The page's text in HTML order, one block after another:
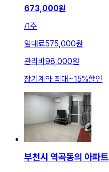
673,000원
/1주
임대료575,000원
관리비 98,000원
장기계약 최대~15%할인
부천시 역곡동의 아파트